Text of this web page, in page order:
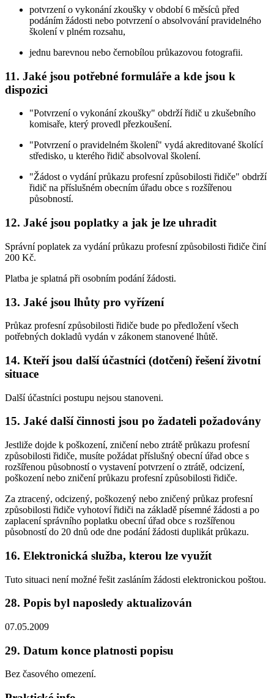
potvrzení o vykonání zkoušky v období 6 měsíců před
podáním žádosti nebo potvrzení o absolvování pravidelného
školení v plném rozsahu,
jednu barevnou nebo černobílou průkazovou fotografii.
11. Jaké jsou potřebné formuláře a kde jsou k
dispozici
"Potvrzení o vykonání zkoušky" obdrží řidič u zkušebního
komisaře, který provedl přezkoušení.
"Potvrzení o pravidelném školení" vydá akreditované školící
středisko, u kterého řidič absolvoval školení.
"Žádost o vydání průkazu profesní způsobilosti řidiče" obdrží
řidič na příslušném obecním úřadu obce s rozšířenou
působností.
12. Jaké jsou poplatky a jak je lze uhradit
Správní poplatek za vydání průkazu profesní způsobilosti řidiče činí
200 Kč.
Platba je splatná při osobním podání žádosti.
13. Jaké jsou lhůty pro vyřízení
Průkaz profesní způsobilosti řidiče bude po předložení všech
potřebných dokladů vydán v zákonem stanovené lhůtě.
14. Kteří jsou další účastníci (dotčení) řešení životní
situace
Další účastníci postupu nejsou stanoveni.
15. Jaké další činnosti jsou po žadateli požadovány
Jestliže dojde k poškození, zničení nebo ztrátě průkazu profesní
způsobilosti řidiče, musíte požádat příslušný obecní úřad obce s
rozšířenou působností o vystavení potvrzení o ztrátě, odcizení,
poškození nebo zničení průkazu profesní způsobilosti řidiče.
Za ztracený, odcizený, poškozený nebo zničený průkaz profesní
způsobilosti řidiče vyhotoví řidiči na základě písemné žádosti a po
zaplacení správního poplatku obecní úřad obce s rozšířenou
působností do 20 dnů ode dne podání žádosti duplikát průkazu.
16. Elektronická služba, kterou lze využít
Tuto situaci není možné řešit zasláním žádosti elektronickou poštou.
28. Popis byl naposledy aktualizován
07.05.2009
29. Datum konce platnosti popisu
Bez časového omezení.